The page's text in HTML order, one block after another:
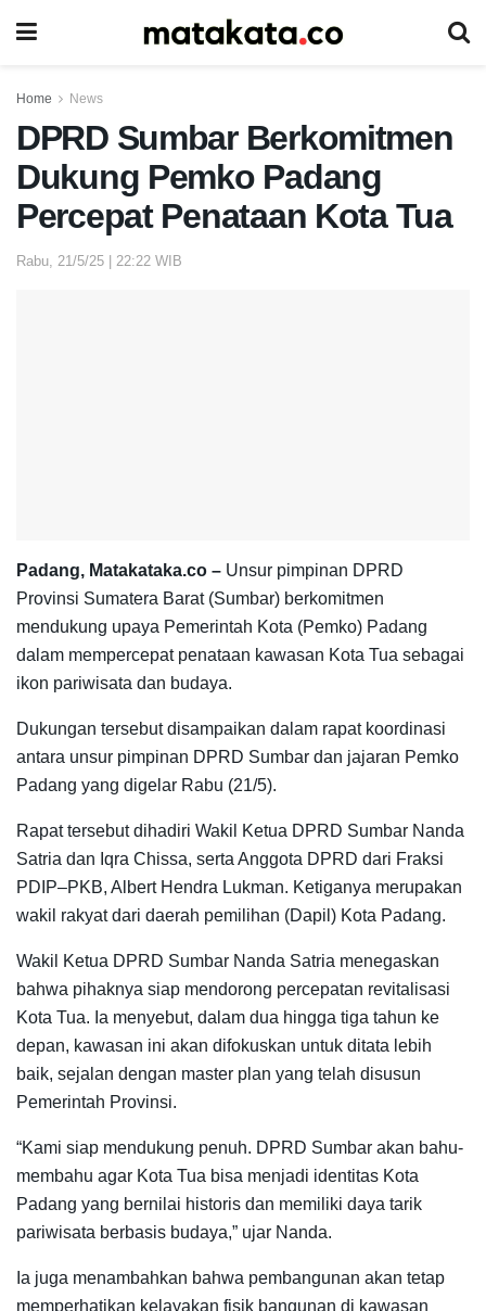
Home News
DPRD Sumbar Berkomitmen
Dukung Pemko Padang
Percepat Penataan Kota Tua
Rabu, 21/5/25 | 22:22 WIB
Padang, Matakataka.co – Unsur pimpinan DPRD
Provinsi Sumatera Barat (Sumbar) berkomitmen
mendukung upaya Pemerintah Kota (Pemko) Padang
dalam mempercepat penataan kawasan Kota Tua sebagai
ikon pariwisata dan budaya.
Dukungan tersebut disampaikan dalam rapat koordinasi
antara unsur pimpinan DPRD Sumbar dan jajaran Pemko
Padang yang digelar Rabu (21/5).
Rapat tersebut dihadiri Wakil Ketua DPRD Sumbar Nanda
Satria dan Iqra Chissa, serta Anggota DPRD dari Fraksi
PDIP–PKB, Albert Hendra Lukman. Ketiganya merupakan
wakil rakyat dari daerah pemilihan (Dapil) Kota Padang.
Wakil Ketua DPRD Sumbar Nanda Satria menegaskan
bahwa pihaknya siap mendorong percepatan revitalisasi
Kota Tua. Ia menyebut, dalam dua hingga tiga tahun ke
depan, kawasan ini akan difokuskan untuk ditata lebih
baik, sejalan dengan master plan yang telah disusun
Pemerintah Provinsi.
“Kami siap mendukung penuh. DPRD Sumbar akan bahu-
membahu agar Kota Tua bisa menjadi identitas Kota
Padang yang bernilai historis dan memiliki daya tarik
pariwisata berbasis budaya,” ujar Nanda.
Ia juga menambahkan bahwa pembangunan akan tetap
memperhatikan kelayakan fisik bangunan di kawasan